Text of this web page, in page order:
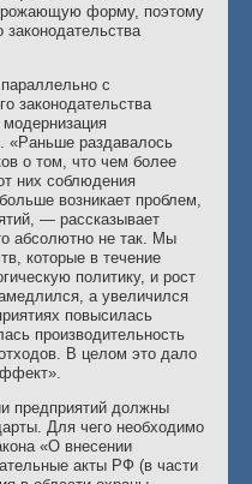
форму, поэтому
законодательства
с
законодательства
«Раньше раздавалось
о том, что чем более
них соблюдения
возникает проблем,
— рассказывает
абсолютно не так. Мы
которые в течение
политику, и рост
а увеличился
повысилась
производительность
В целом это дало
предприятий должны
Для чего необходимо
«О внесении
акты РФ (в части